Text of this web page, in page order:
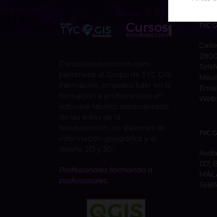
Profesionales formando a
profesionales.
TYC
Web:
TYC